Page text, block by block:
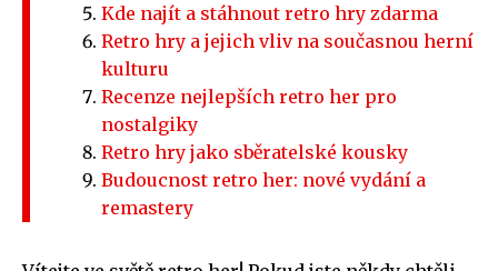
Kde najít a stáhnout retro hry zdarma
Retro hry a jejich vliv na současnou herní
kulturu
Recenze nejlepších retro her pro
nostalgiky
Retro hry jako sběratelské kousky
Budoucnost retro her: nové vydání a
remastery